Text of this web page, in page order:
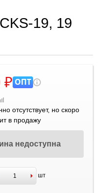
19, 19
₽ ОПТ
отсутствует, но скоро
в продажу
недоступна
шт